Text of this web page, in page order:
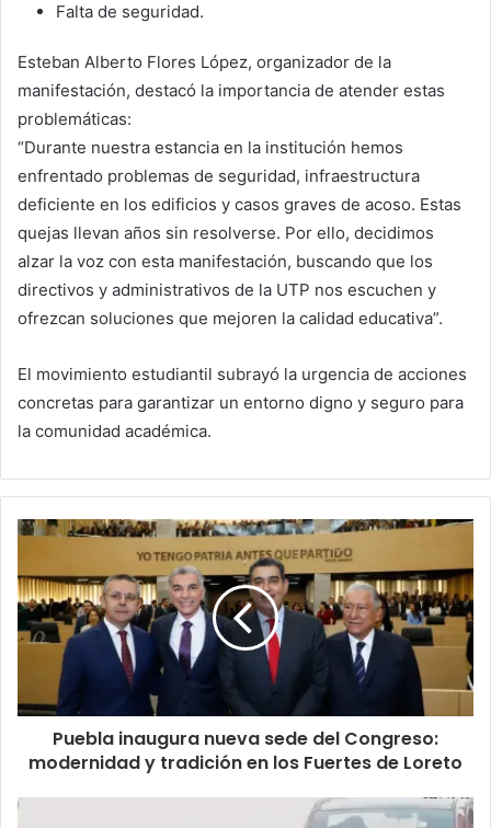
Falta de seguridad.
Esteban Alberto Flores López, organizador de la
manifestación, destacó la importancia de atender estas
problemáticas:
“Durante nuestra estancia en la institución hemos
enfrentado problemas de seguridad, infraestructura
deficiente en los edificios y casos graves de acoso. Estas
quejas llevan años sin resolverse. Por ello, decidimos
alzar la voz con esta manifestación, buscando que los
directivos y administrativos de la UTP nos escuchen y
ofrezcan soluciones que mejoren la calidad educativa”.
El movimiento estudiantil subrayó la urgencia de acciones
concretas para garantizar un entorno digno y seguro para
la comunidad académica.
Puebla inaugura nueva sede del Congreso:
modernidad y tradición en los Fuertes de Loreto